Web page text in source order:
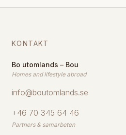
KONTAKT
Bo utomlands – Bou
Homes and lifestyle abroad
info@boutomlands.se
+46 70 345 64 46
Partners & samarbeten